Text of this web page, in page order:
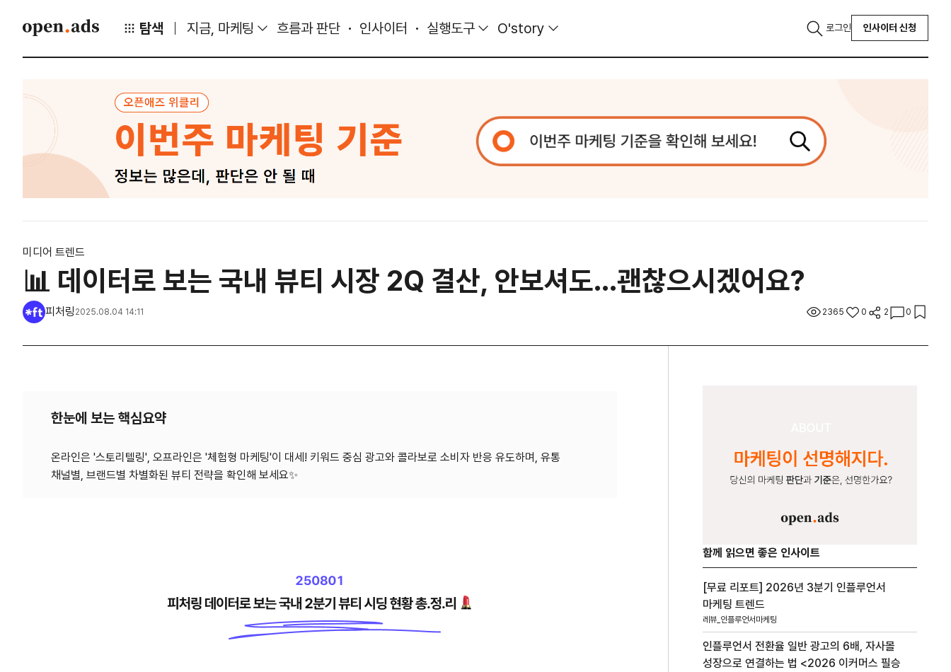
탐색 지금, 마케팅 흐름과 판단 인사이터 실행도구 O'story 로그인 인사이터 신청
미디어 트렌드
📊 데이터로 보는 국내 뷰티 시장 2Q 결산, 안보셔도...괜찮으시겠어요?
피처링 2025.08.04 14:11 2365 0 2 0
한눈에 보는 핵심요약
온라인은 '스토리텔링', 오프라인은 '체험형 마케팅'이 대세! 키워드 중심 광고와 콜라보로 소비자 반응 유도하며, 유통
함께 읽으면 좋은 인사이트
[무료 리포트] 2026년 3분기 인플루언서
마케팅 트렌드
레뷰_인플루언서마케팅
인플루언서 전환율 일반 광고의 6배, 자사몰
성장으로 연결하는 법 <2026 이커머스 필승